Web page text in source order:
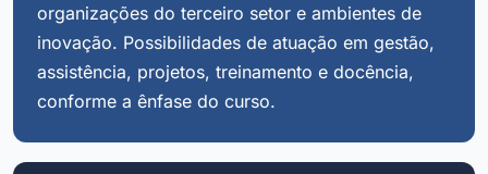
organizações do terceiro setor e ambientes de
inovação. Possibilidades de atuação em gestão,
assistência, projetos, treinamento e docência,
conforme a ênfase do curso.